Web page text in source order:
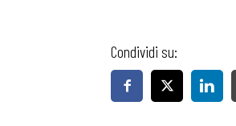
Condividi su: